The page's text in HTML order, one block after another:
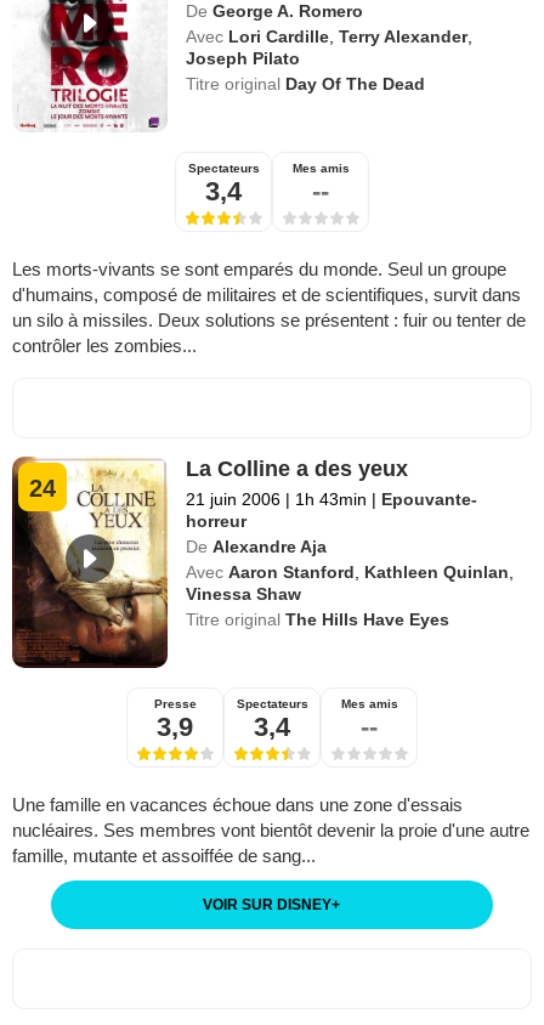
De George A. Romero
Avec Lori Cardille ,Terry Alexander,
Joseph Pilato
Titre original Day Of The Dead
Spectateurs
3,4
Mes amis
--
Les morts-vivants se sont emparés du monde. Seul un groupe
d'humains, composé de militaires et de scientifiques, survit dans
un silo à missiles. Deux solutions se présentent : fuir ou tenter de
contrôler les zombies...
24
La Colline a des yeux
21 juin 2006 | 1h 43min | Epouvante-
horreur
De Alexandre Aja
Avec Aaron Stanford Kathleen Quinlan
Vinessa Shaw
Titre originalThe Hills Have Eyes
Presse
3,9
Spectateurs
3,4
Mes amis
--
Une famille en vacances échoue dans une zone d'essais
nucléaires. Ses membres vont bientôt devenir la proie d'une autre
famille, mutante et assoiffée de sang...
VOIR SUR DISNEY+